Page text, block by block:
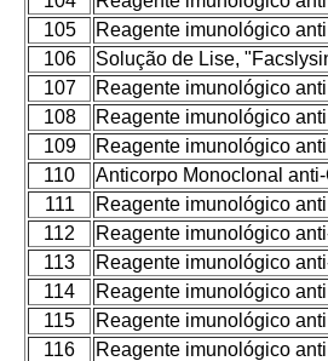
105
Reagente imunológico
106
Solução de Lise,
107
Reagente imunológico
108
Reagente imunológico
109
Reagente imunológico
110
Anticorpo Monoclonal
111
Reagente imunológico
112
Reagente imunológico
113
Reagente imunológico
114
Reagente imunológico
115
Reagente imunológico
116
Reagente imunológico